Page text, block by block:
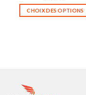
CHOIX DES OPTIONS
Les